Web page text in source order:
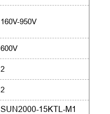
160V-950V
600V
2
2
SUN2000-15KTL-M1